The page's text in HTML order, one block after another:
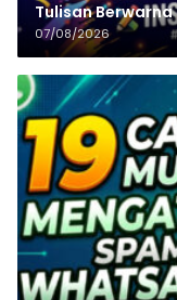
Tulisan‌‌‌‌‌‌‌‌‌‌‌‌‌‌‌‌ Berwarna
07/08/2026